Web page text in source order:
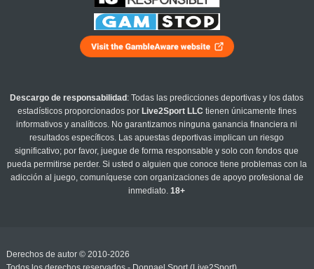
Descargo de responsabilidad : Todas las predicciones deportivas y los datos
estadísticos proporcionados por Live2Sport LLC tienen únicamente fines
informativos y analíticos. No garantizamos ninguna ganancia financiera ni
resultados específicos. Las apuestas deportivas implican un riesgo
significativo; por favor, juegue de forma responsable y solo con fondos que
pueda permitirse perder. Si usted o alguien que conoce tiene problemas con la
adicción al juego, comuníquese con organizaciones de apoyo profesional de
inmediato.18+
Derechos de autor © 2010-2026